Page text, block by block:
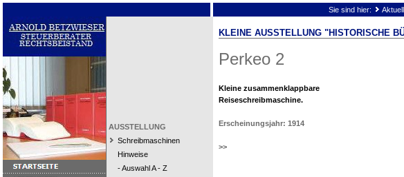
Sie sind hier:
AUSSTELLUNG
Schreibmaschinen
Hinweise
- Auswahl A - Z
KLEINE AUSSTELLUNG "HISTORISCHE
Perkeo 2
Kleine zusammenklappbare
Reiseschreibmaschine.
Erscheinungsjahr: 1914
>>